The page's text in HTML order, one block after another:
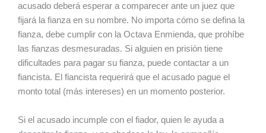
acusado deberá esperar a comparecer ante un juez que
fijará la fianza en su nombre. No importa cómo se defina la
fianza, debe cumplir con la Octava Enmienda, que prohíbe
las fianzas desmesuradas. Si alguien en prisión tiene
dificultades para pagar su fianza, puede contactar a un
fiancista. El fiancista requerirá que el acusado pague el
monto total (más intereses) en un momento posterior.
Si el acusado incumple con el fiador, quien le ayuda a